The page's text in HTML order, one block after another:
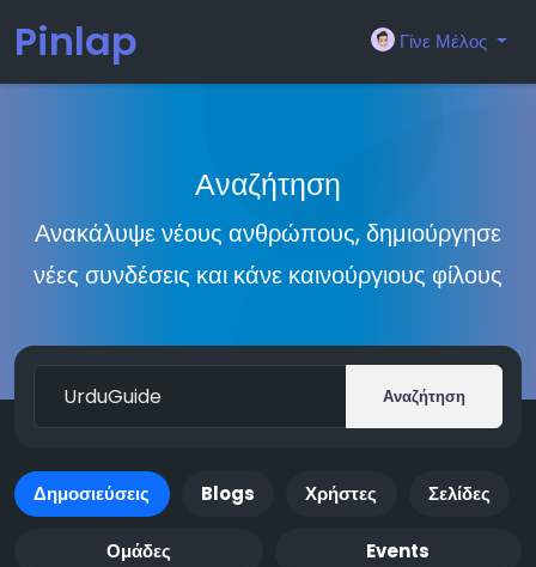
Pinlap Γίνε Μέλος
Αναζήτηση
Ανακάλυψε νέους ανθρώπους, δημιούργησε
νέες συνδέσεις και κάνε καινούργιους φίλους
Αναζήτηση
Δημοσιεύσεις Blogs Χρήστες Σελίδες
Ομάδες Events